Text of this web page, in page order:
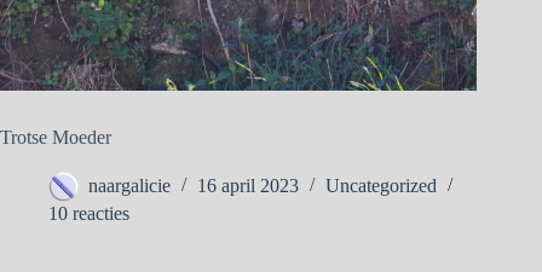
Trotse Moeder
naargalicie 16 april 2023
Uncategorized
10 reacties